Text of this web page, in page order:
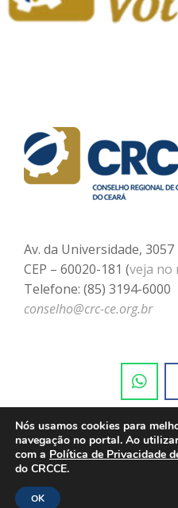
Av. da Universidade,
CEP – 60020-181 (veja no
Telefone: (85) 3194-6000
conselho@crc-ce.org.br
Nós usamos cookies para
navegação no portal. Ao
com a Política de Privacidade
do CRCCE.
OK